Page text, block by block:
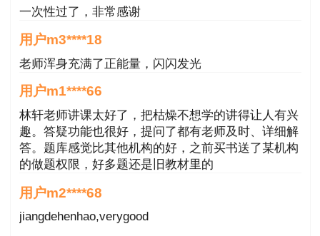
一次性过了，非常感谢
用户m3****18
老师浑身充满了正能量，闪闪发光
用户m1****66
林轩老师讲课太好了，把枯燥不想学的讲得让人有兴
趣。答疑功能也很好，提问了都有老师及时、详细解
答。题库感觉比其他机构的好，之前买书送了某机构
的做题权限，好多题还是旧教材里的
用户m2****68
jiangdehenhao,verygood